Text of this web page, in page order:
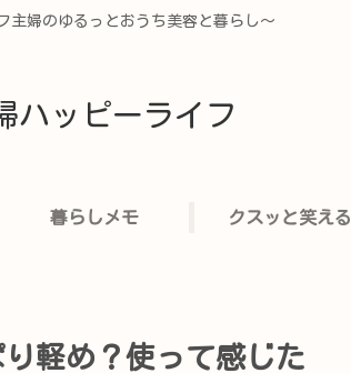
主婦のゆるっとおうち美容と暮らし〜
ハッピーライフ
暮らしメモ クスッと笑える
軽め？使って感じた